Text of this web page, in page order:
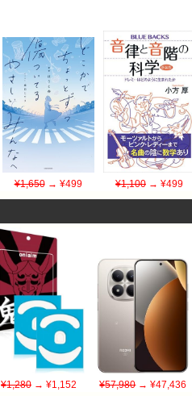
¥1,650→ ¥499 ¥1,100 → ¥499
¥1,280 → ¥1,152 ¥57,980→ ¥47,436